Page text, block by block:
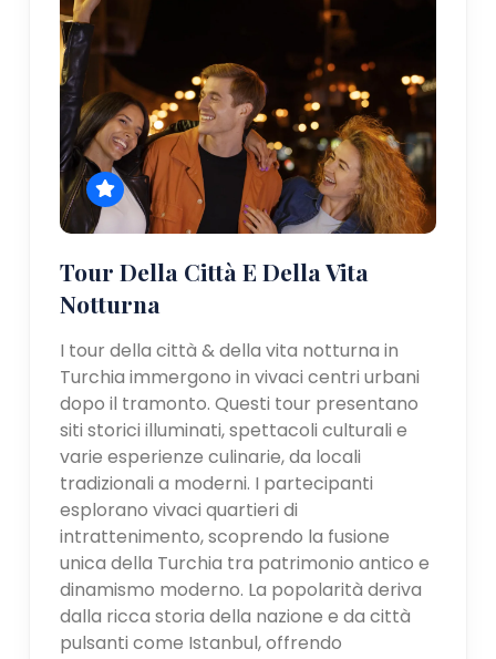
Tour Della Città E Della Vita
Notturna
I tour della città & della vita notturna in
Turchia immergono in vivaci centri urbani
dopo il tramonto. Questi tour presentano
siti storici illuminati, spettacoli culturali e
varie esperienze culinarie, da locali
tradizionali a moderni. I partecipanti
esplorano vivaci quartieri di
intrattenimento, scoprendo la fusione
unica della Turchia tra patrimonio antico e
dinamismo moderno. La popolarità deriva
dalla ricca storia della nazione e da città
pulsanti come Istanbul, offrendo